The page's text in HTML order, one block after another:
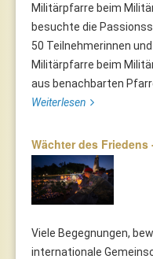
Militärpfarre beim
besuchte die
50 Teilnehmerinnen
Militärpfarre beim
aus benachbarten
Weiterlesen
Wächter des
Viele Begegnungen,
internationale